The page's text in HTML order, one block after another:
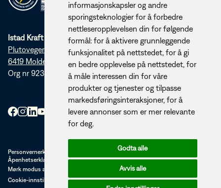
informasjonskapsler og andre
sporingsteknologier for å forbedre
nettleseropplevelsen din for følgende
formål: for å aktivere grunnleggende
funksjonalitet på nettstedet, for å gi
en bedre opplevelse på nettstedet, for
å måle interessen din for våre
produkter og tjenester og tilpasse
markedsføringsinteraksjoner, for å
levere annonser som er mer relevante
for deg.
Godta alle
Avvis alle
Istad Kraft AS
Plutovegen 5
6419 Molde
Org nr 923 253 920
Personvernerklæring
Åpenhetserklæring (PDF)
Mørk modus av/på
Cookie-innstillinger